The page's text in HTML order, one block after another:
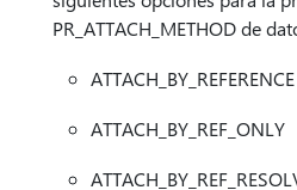
PR_ATTACH_METHOD de
ATTACH_BY_REFERENCE
ATTACH_BY_REF_ONLY